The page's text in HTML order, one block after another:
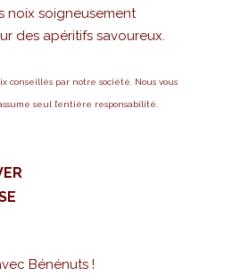
noix soigneusement
des apéritifs savoureux.
conseillés par notre société. Nous vous
seul l’entière responsabilité.
Bénénuts !